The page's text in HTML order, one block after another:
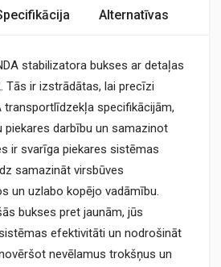
Alternatīvas
stabilizatora bukses ar detaļas
Tās ir izstrādātas, lai precīzi
transportlīdzekļa specifikācijām,
darbību un samazinot
ir svarīga piekares sistēmas
samazināt virsbūves
un uzlabo kopējo vadāmību.
bukses pret jaunām, jūs
efektivitāti un nodrošināt
nevēlamus trokšņus un